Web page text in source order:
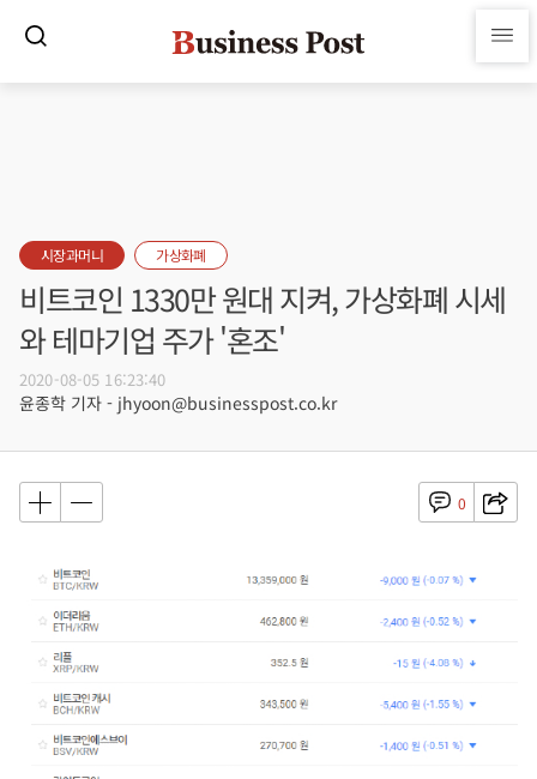
시장과머니 가상화폐
비트코인 1330만 원대 지켜, 가상화폐 시세
와 테마기업 주가 '혼조'
2020-08-05 16:23:40
윤종학 기자 - jhyoon@businesspost.co.kr
0